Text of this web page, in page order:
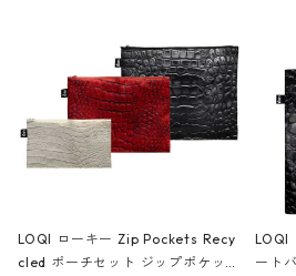
ア/ク
LOQI ローキー Zip Pockets Recy
cled ポーチセット ジップポケット
LOQI
ート